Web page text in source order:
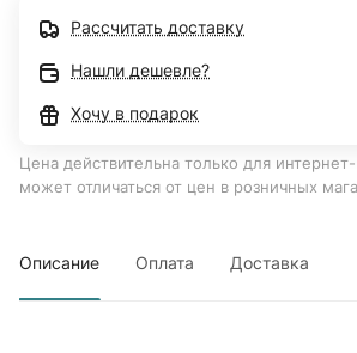
Рассчитать доставку
Нашли дешевле?
Хочу в подарок
Цена действительна только для
может отличаться от цен в розничных
Описание Оплата Доставка